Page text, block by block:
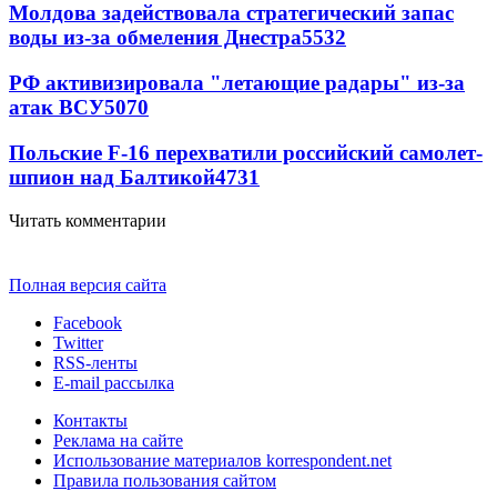
Молдова задействовала стратегический запас
воды из-за обмеления Днестра5532
РФ активизировала "летающие радары" из-за
атак ВСУ5070
Польские F-16 перехватили российский самолет-
шпион над Балтикой4731
Читать комментарии
Полная версия сайта
Facebook
Twitter
RSS-ленты
E-mail рассылка
Контакты
Реклама на сайте
Использование материалов korrespondent.net
Правила пользования сайтом